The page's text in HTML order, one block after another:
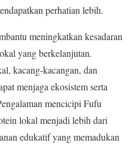
perhatian lebih.
meningkatkan kesadaran
yang berkelanjutan.
kacang-kacangan, dan
menjaga ekosistem serta
mencicipi Fufu
lokal menjadi lebih dari
edukatif yang memadukan